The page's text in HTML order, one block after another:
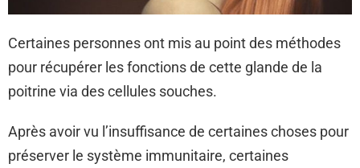
Certaines personnes ont mis au point des méthodes
pour récupérer les fonctions de cette glande de la
poitrine via des cellules souches.
Après avoir vu l’insuffisance de certaines choses pour
préserver le système immunitaire, certaines